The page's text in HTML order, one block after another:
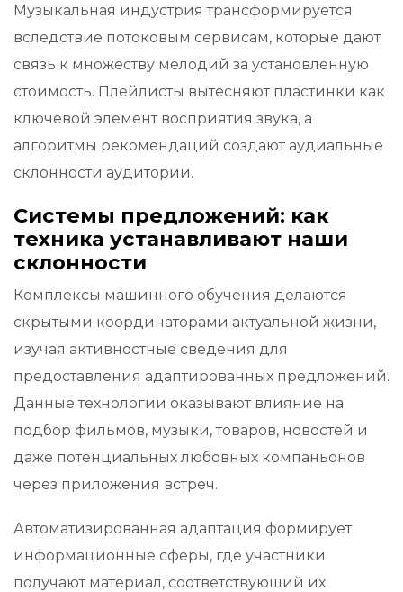
Музыкальная индустрия трансформируется
вследствие потоковым сервисам, которые дают
связь к множеству мелодий за установленную
стоимость. Плейлисты вытесняют пластинки как
ключевой элемент восприятия звука, а
алгоритмы рекомендаций создают аудиальные
склонности аудитории.
Системы предложений: как
техника устанавливают наши
склонности
Комплексы машинного обучения делаются
скрытыми координаторами актуальной жизни,
изучая активностные сведения для
предоставления адаптированных предложений.
Данные технологии оказывают влияние на
подбор фильмов, музыки, товаров, новостей и
даже потенциальных любовных компаньонов
через приложения встреч.
Автоматизированная адаптация формирует
информационные сферы, где участники
получают материал, соответствующий их